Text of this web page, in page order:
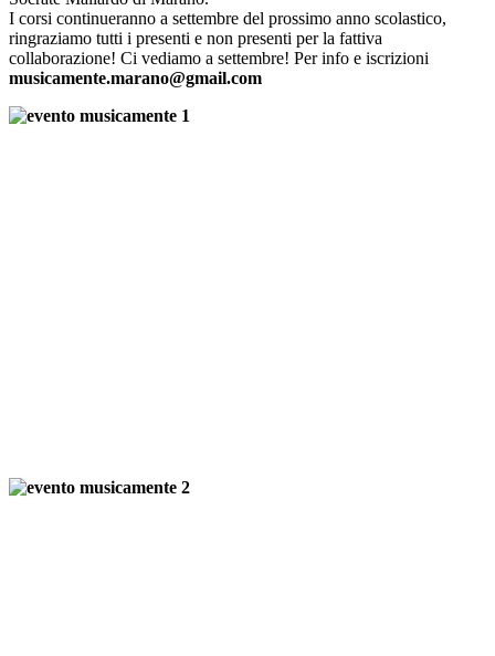
I corsi continueranno a settembre del prossimo anno scolastico,
ringraziamo tutti i presenti e non presenti per la fattiva
collaborazione! Ci vediamo a settembre! Per info e iscrizioni
musicamente.marano@gmail.com